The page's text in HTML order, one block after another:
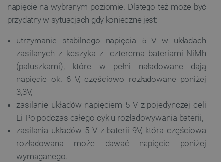
napięcie na wybranym poziomie. Dlatego też może być
przydatny w sytuacjach gdy konieczne jest:
utrzymanie stabilnego napięcia 5 V w układach
zasilanych z koszyka z czterema bateriami NiMh
(paluszkami), które w pełni naładowane dają
napięcie ok. 6 V, częściowo rozładowane poniżej
3,3V,
zasilanie układów napięciem 5 V z pojedynczej celi
Li-Po podczas całego cyklu rozładowywania baterii,
zasilania układów 5 V z baterii 9V, która częściowa
rozładowana może dawać napięcie poniżej
wymaganego.